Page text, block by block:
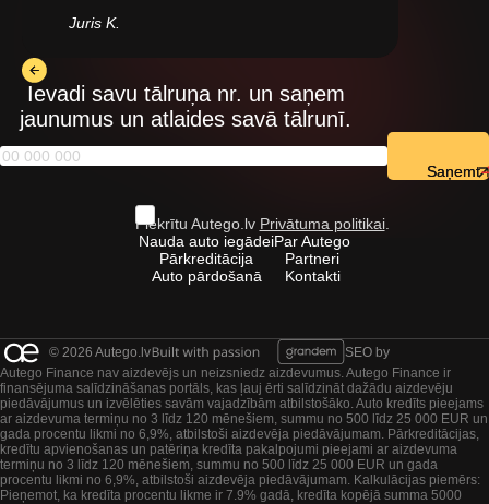
Juris K.
Ievadi savu tālruņa nr. un saņem
jaunumus un atlaides savā tālrunī.
Piekrītu Autego.lv Privātuma politikai.
Nauda auto iegādei
Pārkreditācija
Auto pārdošanā
Par Autego
Partneri
Kontakti
© 2026 Autego.lv
SEO by
Autego Finance nav aizdevējs un neizsniedz aizdevumus. Autego Finance ir
finansējuma salīdzināšanas portāls, kas ļauj ērti salīdzināt dažādu aizdevēju
piedāvājumus un izvēlēties savām vajadzībām atbilstošāko. Auto kredīts pieejams
ar aizdevuma termiņu no 3 līdz 120 mēnešiem, summu no 500 līdz 25 000 EUR un
gada procentu likmi no 6,9%, atbilstoši aizdevēja piedāvājumam. Pārkreditācijas,
kredītu apvienošanas un patēriņa kredīta pakalpojumi pieejami ar aizdevuma
termiņu no 3 līdz 120 mēnešiem, summu no 500 līdz 25 000 EUR un gada
procentu likmi no 6,9%, atbilstoši aizdevēja piedāvājumam. Kalkulācijas piemērs:
Pieņemot, ka kredīta procentu likme ir 7.9% gadā, kredīta kopējā summa 5000